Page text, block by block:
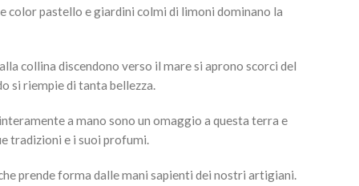
color pastello e giardini colmi di limoni dominano la
collina discendono verso il mare si aprono scorci del
si riempie di tanta bellezza.
a mano sono un omaggio a questa terra e
tradizioni e i suoi profumi.
prende forma dalle mani sapienti dei nostri artigiani.